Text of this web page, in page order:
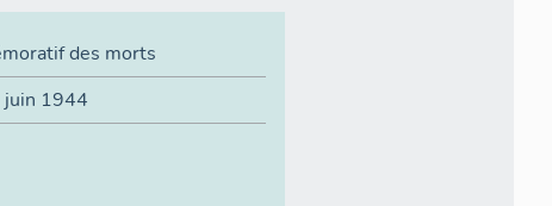
des morts
juin 1944